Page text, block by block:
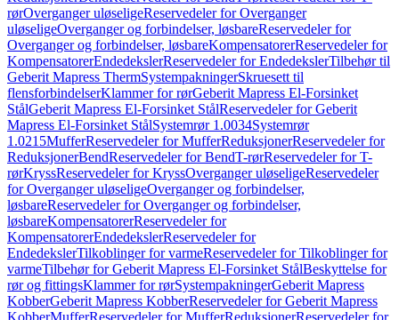
rørOverganger uløseligeReservedeler for Overganger
uløseligeOverganger og forbindelser, løsbareReservedeler for
Overganger og forbindelser, løsbareKompensatorerReservedeler for
KompensatorerEndedekslerReservedeler for EndedekslerTilbehør til
Geberit Mapress ThermSystempakningerSkruesett til
flensforbindelserKlammer for rørGeberit Mapress El-Forsinket
StålGeberit Mapress El-Forsinket StålReservedeler for Geberit
Mapress El-Forsinket StålSystemrør 1.0034Systemrør
1.0215MufferReservedeler for MufferReduksjonerReservedeler for
ReduksjonerBendReservedeler for BendT-rørReservedeler for T-
rørKryssReservedeler for KryssOverganger uløseligeReservedeler
for Overganger uløseligeOverganger og forbindelser,
løsbareReservedeler for Overganger og forbindelser,
løsbareKompensatorerReservedeler for
KompensatorerEndedekslerReservedeler for
EndedekslerTilkoblinger for varmeReservedeler for Tilkoblinger for
varmeTilbehør for Geberit Mapress El-Forsinket StålBeskyttelse for
rør og fittingsKlammer for rørSystempakningerGeberit Mapress
KobberGeberit Mapress KobberReservedeler for Geberit Mapress
KobberMufferReservedeler for MufferReduksjonerReservedeler for